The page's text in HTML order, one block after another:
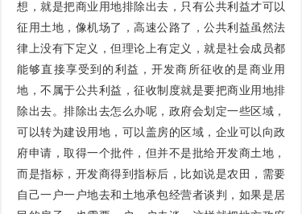
想，就是把商业用地排除出去，只有公共利益才可以
征用土地，像机场了，高速公路了，公共利益虽然法
律上没有下定义，但理论上有定义，就是社会成员都
能够直接享受到的利益，开发商所征收的是商业用
地，不属于公共利益，征收制度就是要把商业用地排
除出去。排除出去怎么办呢，政府会划定一些区域，
可以转为建设用地，可以盖房的区域，企业可以向政
府申请，取得一个批件，但并不是批给开发商土地，
而是指标，开发商得到指标后，比如说是农田，需要
自己一户一户地去和土地承包经营者谈判，如果是居